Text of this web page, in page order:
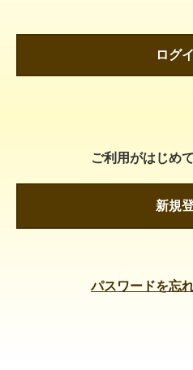
ログ
ご利用がはじめ
新規
パスワードを忘